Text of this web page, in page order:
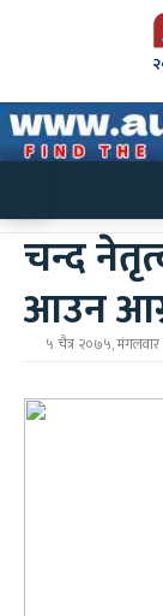
चन्द
आउन
५ चैत्र २०७५, मंगलवार